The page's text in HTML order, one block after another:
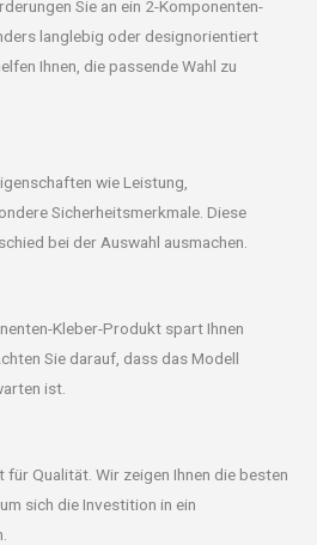
Sie an ein 2-Komponenten-
langlebig oder designorientiert
Ihnen, die passende Wahl zu
wie Leistung,
Sicherheitsmerkmale. Diese
bei der Auswahl ausmachen.
Kleber-Produkt spart Ihnen
Sie darauf, dass das Modell
ist.
Qualität. Wir zeigen Ihnen die besten
sich die Investition in ein